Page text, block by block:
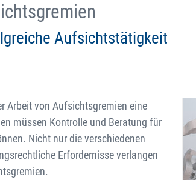
Aufsichtstätigkeit
Arbeit von Aufsichtsgremien eine
müssen Kontrolle und Beratung für
Nicht nur die verschiedenen
Erfordernisse verlangen